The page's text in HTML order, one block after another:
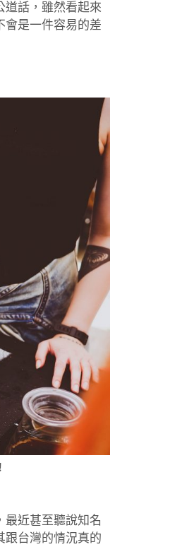
道話，雖然看起來
會是一件容易的差
最近甚至聽說知名
跟台灣的情況真的